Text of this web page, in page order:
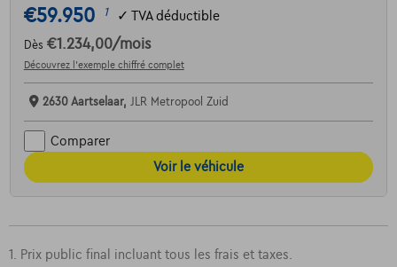
€59.950 1 ✓ TVA déductible
Dès €1.234,00/mois
Découvrez l’exemple chiffré complet
2630 Aartselaar, JLR Metropool Zuid
Comparer
Voir le véhicule
1. Prix public final incluant tous les frais et taxes.